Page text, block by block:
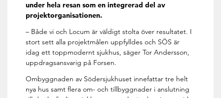
under hela resan som en integrerad del av
projektorganisationen.
– Både vi och Locum är väldigt stolta över resultatet. I
stort sett alla projektmålen uppfylldes och SÖS är
idag ett toppmodernt sjukhus, säger Tor Andersson,
uppdragsansvarig på Forsen.
Ombyggnaden av Södersjukhuset innefattar tre helt
nya hus samt flera om- och tillbyggnader i anslutning